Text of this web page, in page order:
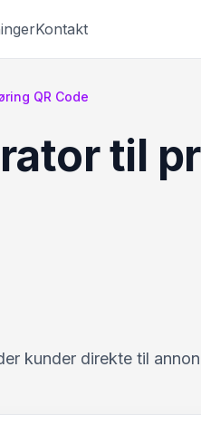
Kontakt
QR Code
til
kunder direkte til